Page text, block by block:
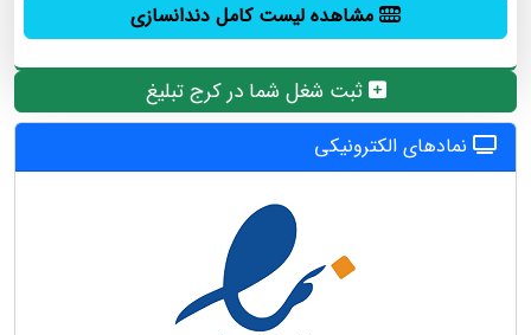
مشاهده لیست کامل دندانسازی
ثبت شغل شما در کرج تبلیغ
نمادهای الکترونیکی